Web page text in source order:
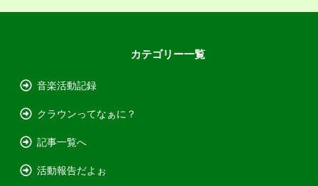
カテゴリー一覧
音楽活動記録
クラウンってなぁに？
記事一覧へ
活動報告だよぉ